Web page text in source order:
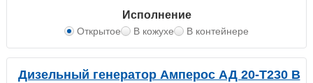
Исполнение
Открытое В кожухе В контейнере
Дизельный генератор Амперос АД 20-Т230 B